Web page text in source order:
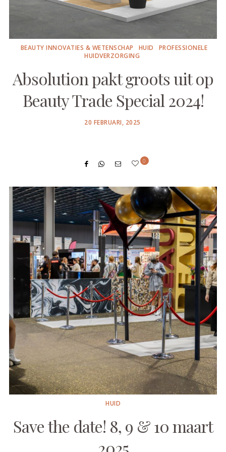
BEAUTY INNOVATIES & WETENSCHAP HUID
PROFESSIONELE
HUIDVERZORGING
Absolution pakt groots uit op
Beauty Trade Special 2024!
POSTED
20 FEBRUARI, 2025
0
HUID
Save the date! 8, 9 & 10 maart